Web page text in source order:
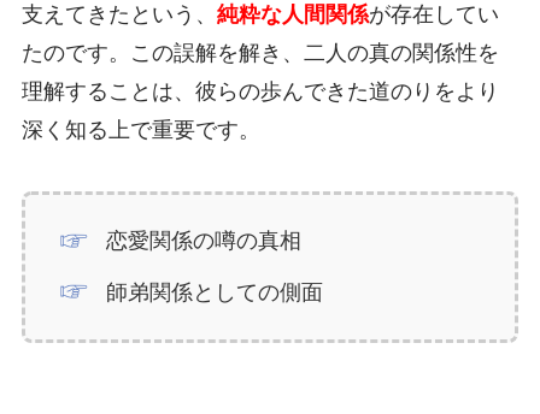
支えてきたという、 純粋な人間関係が存在してい
たのです。この誤解を解き、二人の真の関係性を
理解することは、彼らの歩んできた道のりをより
深く知る上で重要です。
恋愛関係の噂の真相
師弟関係としての側面